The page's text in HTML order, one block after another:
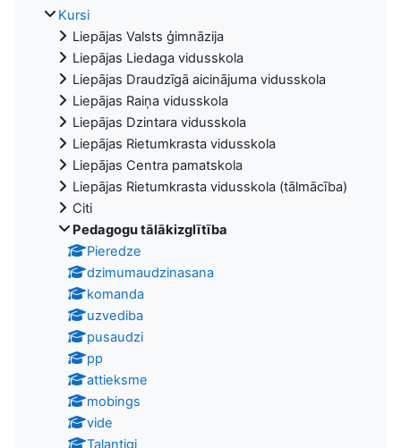
Kursi
Liepājas Valsts ģimnāzija
Liepājas Liedaga vidusskola
Liepājas Draudzīgā aicinājuma vidusskola
Liepājas Raiņa vidusskola
Liepājas Dzintara vidusskola
Liepājas Rietumkrasta vidusskola
Liepājas Centra pamatskola
Liepājas Rietumkrasta vidusskola (tālmācība)
Citi
Pedagogu tālākizglītība
Pieredze
dzimumaudzinasana
komanda
uzvediba
pusaudzi
pp
attieksme
mobings
vide
Talantigi